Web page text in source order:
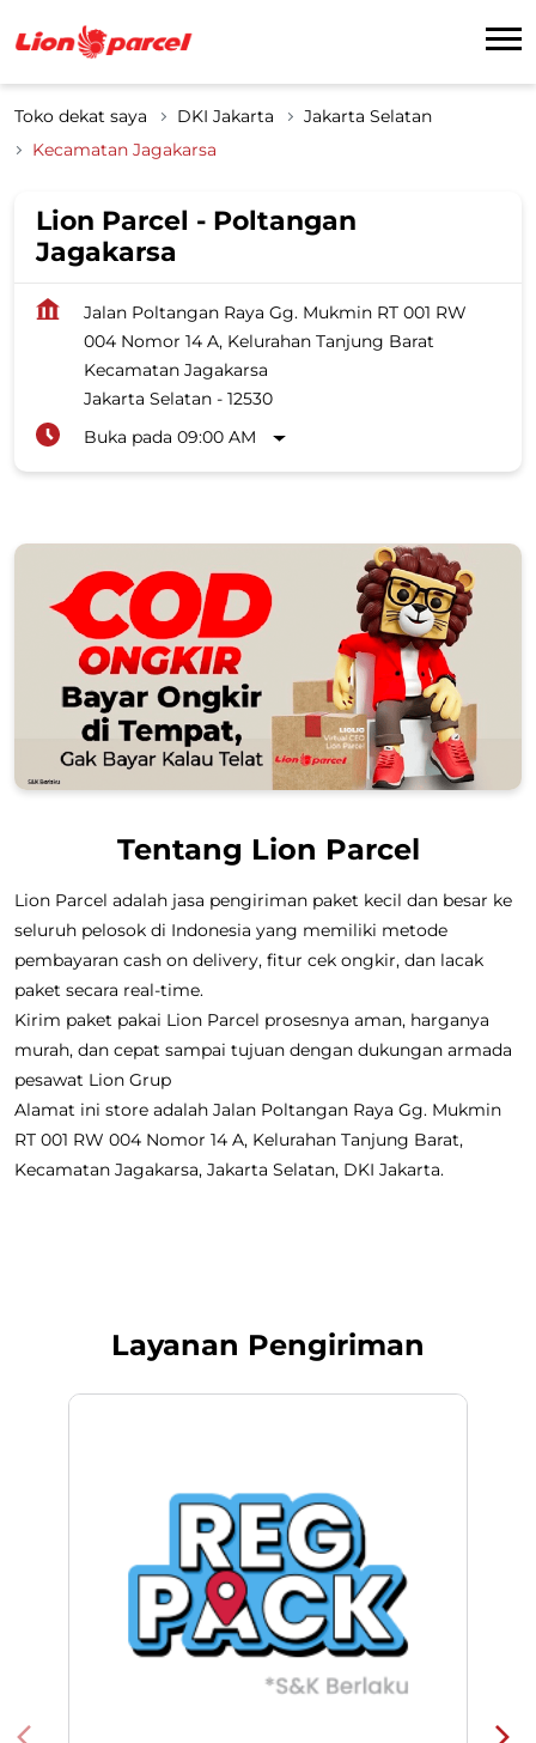
Toko dekat saya DKI Jakarta
Jakarta Selatan
Kecamatan Jagakarsa
Lion Parcel - Poltangan
Jagakarsa
Jalan Poltangan Raya Gg. Mukmin RT 001 RW
004 Nomor 14 A, Kelurahan Tanjung Barat
Kecamatan Jagakarsa
Jakarta Selatan - 12530
Buka pada 09:00 AM
Tentang Lion Parcel
Lion Parcel adalah jasa pengiriman paket kecil dan besar ke
seluruh pelosok di Indonesia yang memiliki metode
pembayaran cash on delivery, fitur cek ongkir, dan lacak
paket secara real-time.
Kirim paket pakai Lion Parcel prosesnya aman, harganya
murah, dan cepat sampai tujuan dengan dukungan armada
pesawat Lion Grup
Alamat ini store adalah Jalan Poltangan Raya Gg. Mukmin
RT 001 RW 004 Nomor 14 A, Kelurahan Tanjung Barat,
Kecamatan Jagakarsa, Jakarta Selatan, DKI Jakarta.
Layanan Pengiriman